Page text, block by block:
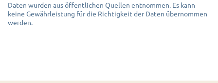
Daten wurden aus öffentlichen Quellen entnommen. Es kann
keine Gewährleistung für die Richtigkeit der Daten übernommen
werden.